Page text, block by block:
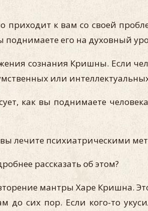
приходит к вам со своей
его на духовный
сознания Кришны. Если
или
как вы поднимаете
вы лечите психиатрическими
рассказать об этом?
мантры Харе Кришна.
сих пор. Если кого-то